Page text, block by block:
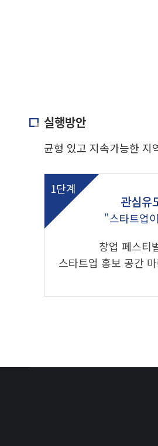
실행방안
균형 있고 지속가능한 지
1단계
관심유
"스타트업
창업 페스티
스타트업 홍보 공간